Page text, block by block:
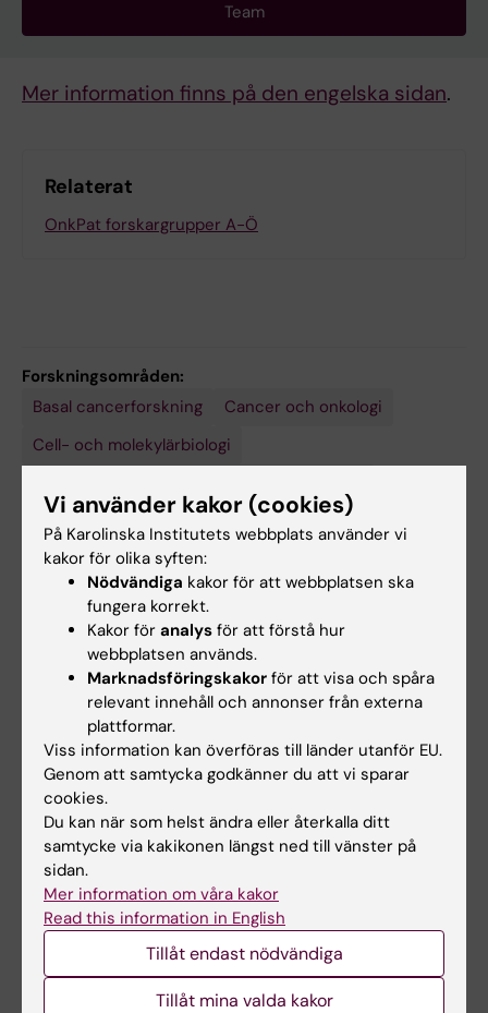
Team
Mer information finns på den engelska sidan.
Relaterat
OnkPat forskargrupper A-Ö
Forskningsområden:
Basal cancerforskning
Cancer och onkologi
Cell- och molekylärbiologi
Neurovetenskaper
Forskningsämnen:
Cellplasticitet
Feokromocytom
Metastaser
Neuroblastom
Paragangliom
Precisionsmedicin
Singelcellanalys
transkriptomik
Innehållsgranskare:
Susanne Schlisio
Redaktör:Erika Rindsjö
Sidan uppdaterad:
Dela
Vi använder kakor (cookies)
På Karolinska Institutets webbplats använder vi
kakor för olika syften:
Nödvändiga kakor för att webbplatsen ska
fungera korrekt.
Kakor för analys för att förstå hur
webbplatsen används.
Marknadsföringskakor för att visa och spåra
relevant innehåll och annonser från externa
plattformar.
Viss information kan överföras till länder utanför EU.
Genom att samtycka godkänner du att vi sparar
cookies.
Du kan när som helst ändra eller återkalla ditt
samtycke via kakikonen längst ned till vänster på
sidan.
Mer information om våra kakor
Read this information in English
Tillåt endast nödvändiga
Tillåt mina valda kakor